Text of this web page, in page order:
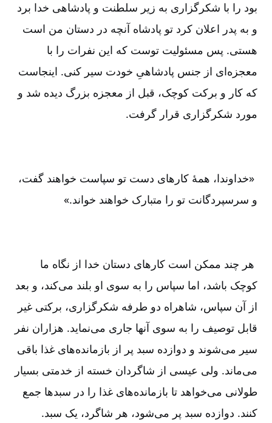
بود را با شکرگزاری به زیر سلطنت و پادشاهی خدا ‌برد
و به پدر اعلان کرد تو پادشاه آنچه در دستان من است
هستی. پس مسئولیت توست که این نفرات را با
معجزه‌ای از جنس پادشاهیِ خودت سیر کنی. اینجاست
که کار و برکت کوچک، قبل از معجزه بزرگ دیده شد و
مورد شکرگزاری قرار گرفت.
«خداوندا، همۀ کارهای دست تو سپاست خواهند گفت،
و سرسپردگانت تو را متبارک خواهند خواند.»
هر چند ممکن است کارهای دستان خدا از نگاه ما
کوچک باشد، اما سپاس را به سوی او بلند می‌کند، و بعد
از آن سپاس، شاهراه دو طرفه شکرگزاری، برکتی غیر
قابل توصیف را به سوی آنها جاری می‌نماید. هزاران نفر
سیر می‌شوند و دوازده سبد پر از بازمانده‌های غذا باقی
می‌ماند. ولی عیسی از شاگردان خسته از خدمتی بسیار
طولانی می‌خواهد تا بازمانده‌های غذا را در سبدها جمع
کنند. دوازده سبد پر می‌شود، هر شاگرد، یک سبد.